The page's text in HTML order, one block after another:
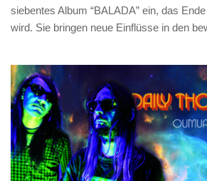
siebentes Album “BALADA” ein, das
wird. Sie bringen neue Einflüsse in den